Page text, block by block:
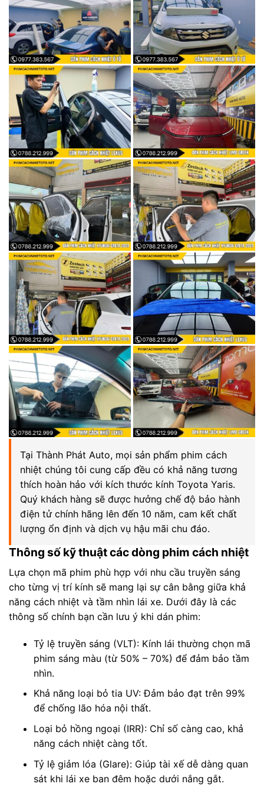
Tại Thành Phát Auto, mọi sản phẩm phim cách
nhiệt chúng tôi cung cấp đều có khả năng tương
thích hoàn hảo với kích thước kính Toyota Yaris.
Quý khách hàng sẽ được hưởng chế độ bảo hành
điện tử chính hãng lên đến 10 năm, cam kết chất
lượng ổn định và dịch vụ hậu mãi chu đáo.
Thông số kỹ thuật các dòng phim cách nhiệt
Lựa chọn mã phim phù hợp với nhu cầu truyền sáng
cho từng vị trí kính sẽ mang lại sự cân bằng giữa khả
năng cách nhiệt và tầm nhìn lái xe. Dưới đây là các
thông số chính bạn cần lưu ý khi dán phim:
Tỷ lệ truyền sáng (VLT): Kính lái thường chọn mã
phim sáng màu (từ 50% – 70%) để đảm bảo tầm
nhìn.
Khả năng loại bỏ tia UV: Đảm bảo đạt trên 99%
để chống lão hóa nội thất.
Loại bỏ hồng ngoại (IRR): Chỉ số càng cao, khả
năng cách nhiệt càng tốt.
Tỷ lệ giảm lóa (Glare): Giúp tài xế dễ dàng quan
sát khi lái xe ban đêm hoặc dưới nắng gắt.